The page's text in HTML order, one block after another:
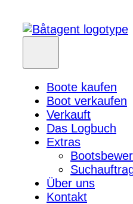
Boote kaufen
Boot verkaufen
Verkauft
Das Logbuch
Extras
Über uns
Kontakt